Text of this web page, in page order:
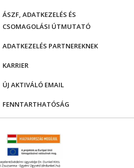
ÁSZF, ADATKEZELÉS ÉS
CSOMAGOLÁSI ÚTMUTATÓ
ADATKEZELÉS PARTNEREKNEK
KARRIER
ÚJ AKTIVÁLÓ EMAIL
FENNTARTHATÓSÁG